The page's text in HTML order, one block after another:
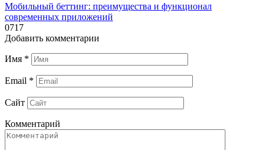
Мобильный беттинг: преимущества и функционал
современных приложений
0717
Добавить комментарии
Имя *
Email *
Сайт
Комментарий